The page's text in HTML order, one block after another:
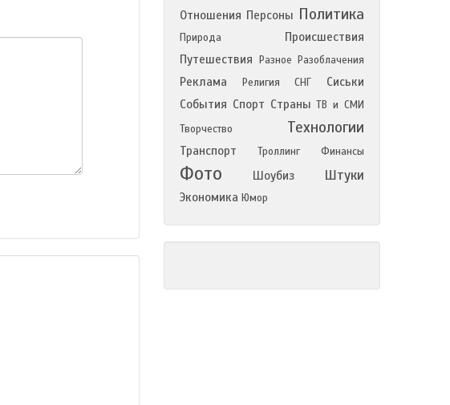
Отношения Персоны Политика
Природа
Происшествия
Путешествия
Разное Разоблачения
Реклама Религия СНГ
Сиськи
События Спорт Страны ТВ и СМИ
Творчество
Технологии
Транспорт Троллинг Финансы
Фото Шоубиз Штуки
Экономика Юмор